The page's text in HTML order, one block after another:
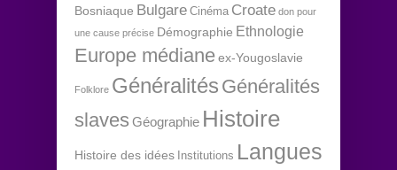
Bosniaque Bulgare Cinéma Croate don pour
une cause précise Démographie Ethnologie
Europe médianeex-Yougoslavie
Folklore Généralités Généralités
slaves Géographie Histoire
Histoire des idées Institutions Langues